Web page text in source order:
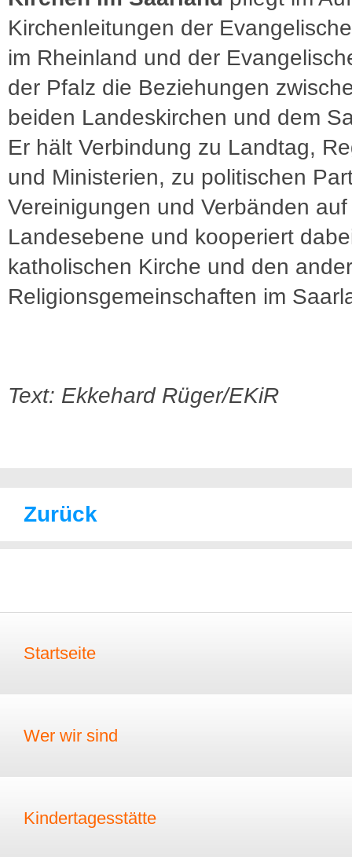
Kirchenleitungen der
im Rheinland und der
der Pfalz die Beziehungen
beiden Landeskirchen und dem
Er hält Verbindung zu Landtag,
und Ministerien, zu politischen
Vereinigungen und Verbänden auf
Landesebene und kooperiert
katholischen Kirche und den
Religionsgemeinschaften im
Text: Ekkehard Rüger/EKiR
Zurück
Startseite
Wer wir sind
Kindertagesstätte